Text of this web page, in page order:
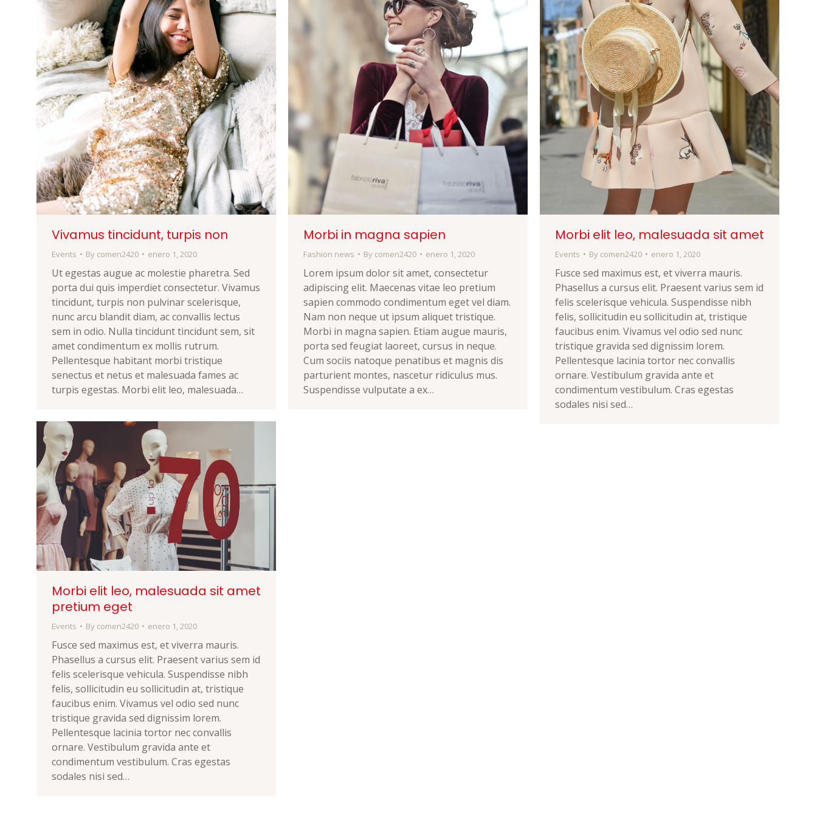
Vivamus tincidunt, turpis non
Events By comen2420 enero 1, 2020
Ut egestas augue ac molestie pharetra. Sed
porta dui quis imperdiet consectetur. Vivamus
tincidunt, turpis non pulvinar scelerisque,
nunc arcu blandit diam, ac convallis lectus
sem in odio. Nulla tincidunt tincidunt sem, sit
amet condimentum ex mollis rutrum.
Pellentesque habitant morbi tristique
senectus et netus et malesuada fames ac
turpis egestas. Morbi elit leo, malesuada…
Morbi in magna sapien
Fashion news By comen2420 enero 1, 2020
Lorem ipsum dolor sit amet, consectetur
adipiscing elit. Maecenas vitae leo pretium
sapien commodo condimentum eget vel diam.
Nam non neque ut ipsum aliquet tristique.
Morbi in magna sapien. Etiam augue mauris,
porta sed feugiat laoreet, cursus in neque.
Cum sociis natoque penatibus et magnis dis
parturient montes, nascetur ridiculus mus.
Suspendisse vulputate a ex…
Morbi elit leo, malesuada sit amet
Events By comen2420 enero 1, 2020
Fusce sed maximus est, et viverra mauris.
Phasellus a cursus elit. Praesent varius sem id
felis scelerisque vehicula. Suspendisse nibh
felis, sollicitudin eu sollicitudin at, tristique
faucibus enim. Vivamus vel odio sed nunc
tristique gravida sed dignissim lorem.
Pellentesque lacinia tortor nec convallis
ornare. Vestibulum gravida ante et
condimentum vestibulum. Cras egestas
sodales nisi sed…
Morbi elit leo, malesuada sit amet
pretium eget
Events By comen2420 enero 1, 2020
Fusce sed maximus est, et viverra mauris.
Phasellus a cursus elit. Praesent varius sem id
felis scelerisque vehicula. Suspendisse nibh
felis, sollicitudin eu sollicitudin at, tristique
faucibus enim. Vivamus vel odio sed nunc
tristique gravida sed dignissim lorem.
Pellentesque lacinia tortor nec convallis
ornare. Vestibulum gravida ante et
condimentum vestibulum. Cras egestas
sodales nisi sed…